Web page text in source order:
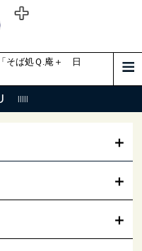
そば処Ｑ.庵＋ 日